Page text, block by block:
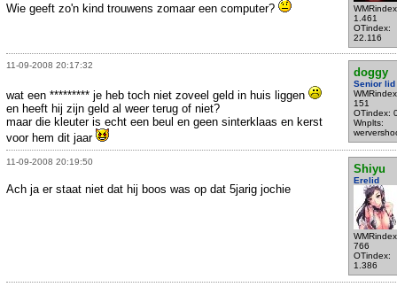
1.461
OTindex:
22.116
Wie geeft zo'n kind trouwens zomaar een computer?
11-09-2008 20:17:32
doggy
Senior lid
151
OTindex:
Wnplts:
wat een ********* je heb toch niet zoveel geld in huis liggen
en heeft hij zijn geld al weer terug of niet?
maar die kleuter is echt een beul en geen sinterklaas en kerst
voor hem dit jaar
11-09-2008 20:19:50
Shiyu
Erelid
766
OTindex:
1.386
Ach ja er staat niet dat hij boos was op dat 5jarig jochie